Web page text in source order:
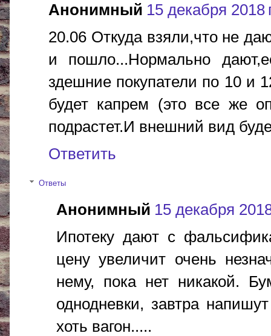
Анонимный 15 декабря 2018
20.06 Откуда взяли,что не
и пошло...Нормально
здешние покупатели по 10 и
будет капрем (это все же
подрастет.И внешний вид
Ответить
Ответы
Анонимный 15 декабря
Ипотеку дают с
цену увеличит очень
нему, пока нет никакой.
однодневки, завтра
хоть вагон.....